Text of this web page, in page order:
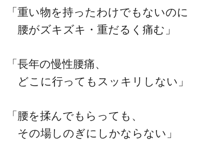
「重い物を持ったわけでもないのに
腰がズキズキ・重だるく痛む」
「長年の慢性腰痛、
どこに行ってもスッキリしない」
「腰を揉んでもらっても、
その場しのぎにしかならない」